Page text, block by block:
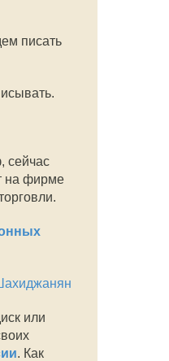
писать
сейчас
на фирме
или
. Как